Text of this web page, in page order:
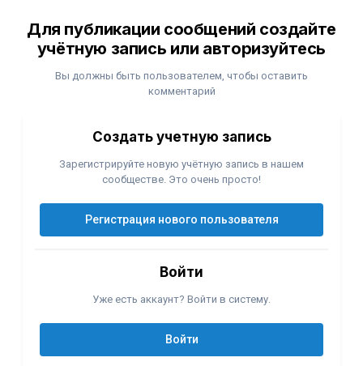
Для публикации сообщений создайте
учётную запись или авторизуйтесь
Вы должны быть пользователем, чтобы оставить
комментарий
Создать учетную запись
Зарегистрируйте новую учётную запись в нашем
сообществе. Это очень просто!
Регистрация нового пользователя
Войти
Уже есть аккаунт? Войти в систему.
Войти